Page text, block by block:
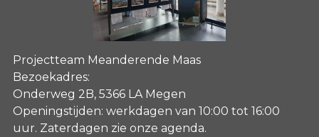
Projectteam Meanderende Maas
Bezoekadres:
Onderweg 2B, 5366 LA Megen
Openingstijden: werkdagen van 10:00 tot 16:00
uur. Zaterdagen zie onze agenda.